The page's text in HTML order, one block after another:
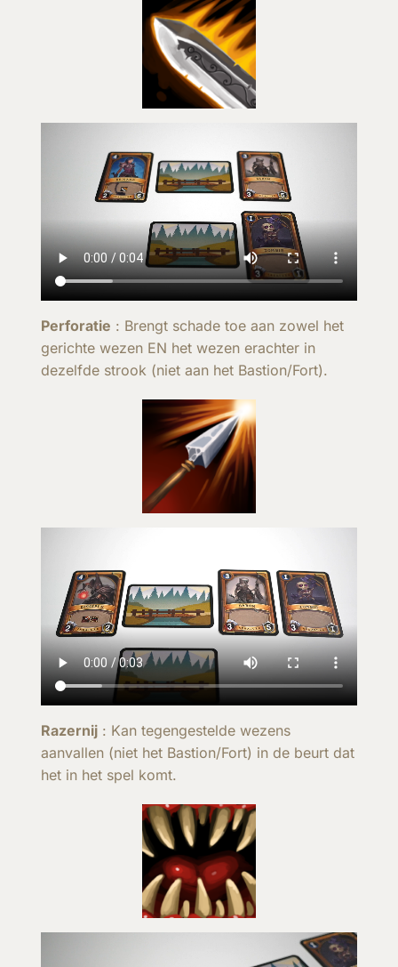
Perforatie : Brengt schade toe aan zowel het
gerichte wezen EN het wezen erachter in
dezelfde strook (niet aan het Bastion/Fort).
Razernij : Kan tegengestelde wezens
aanvallen (niet het Bastion/Fort) in de beurt dat
het in het spel komt.